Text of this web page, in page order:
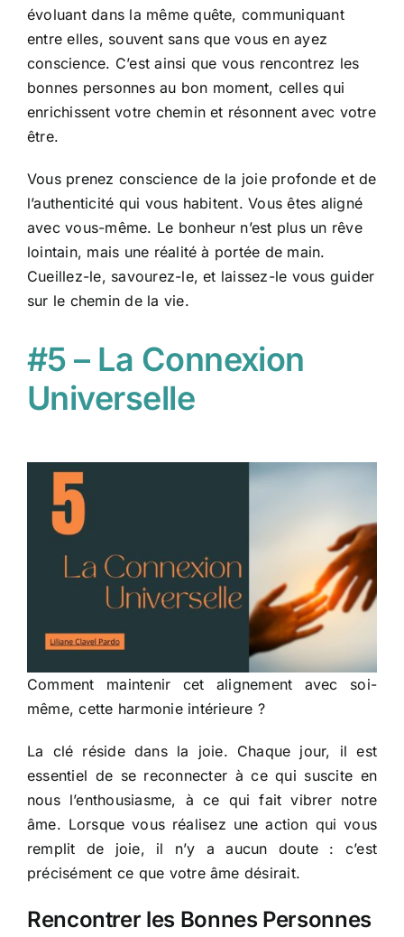
évoluant dans la même quête, communiquant
entre elles, souvent sans que vous en ayez
conscience. C’est ainsi que vous rencontrez les
bonnes personnes au bon moment, celles qui
enrichissent votre chemin et résonnent avec votre
être.
Vous prenez conscience de la joie profonde et de
l’authenticité qui vous habitent. Vous êtes aligné
avec vous-même. Le bonheur n’est plus un rêve
lointain, mais une réalité à portée de main.
Cueillez-le, savourez-le, et laissez-le vous guider
sur le chemin de la vie.
#5 – La Connexion
Universelle
Comment maintenir cet alignement avec soi-
même, cette harmonie intérieure ?
La clé réside dans la joie. Chaque jour, il est
essentiel de se reconnecter à ce qui suscite en
nous l’enthousiasme, à ce qui fait vibrer notre
âme. Lorsque vous réalisez une action qui vous
remplit de joie, il n’y a aucun doute : c’est
précisément ce que votre âme désirait.
Rencontrer les Bonnes Personnes